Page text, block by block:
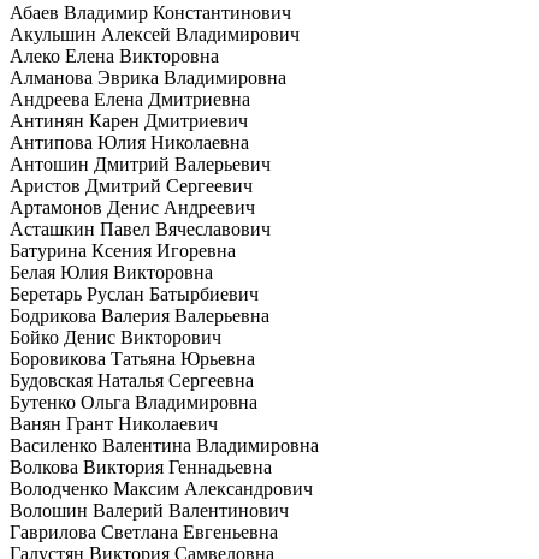
Абаев Владимир Константинович
Акульшин Алексей Владимирович
Алеко Елена Викторовна
Алманова Эврика Владимировна
Андреева Елена Дмитриевна
Антинян Карен Дмитриевич
Антипова Юлия Николаевна
Антошин Дмитрий Валерьевич
Аристов Дмитрий Сергеевич
Артамонов Денис Андреевич
Асташкин Павел Вячеславович
Батурина Ксения Игоревна
Белая Юлия Викторовна
Беретарь Руслан Батырбиевич
Бодрикова Валерия Валерьевна
Бойко Денис Викторович
Боровикова Татьяна Юрьевна
Будовская Наталья Сергеевна
Бутенко Ольга Владимировна
Ванян Грант Николаевич
Василенко Валентина Владимировна
Волкова Виктория Геннадьевна
Володченко Максим Александрович
Волошин Валерий Валентинович
Гаврилова Светлана Евгеньевна
Галустян Виктория Самвеловна